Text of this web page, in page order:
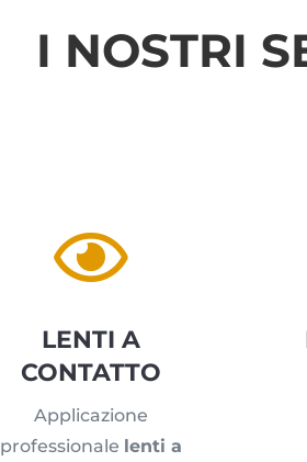
I NOSTRI

LENTI A
CONTATTO
Applicazione
professionale lenti a